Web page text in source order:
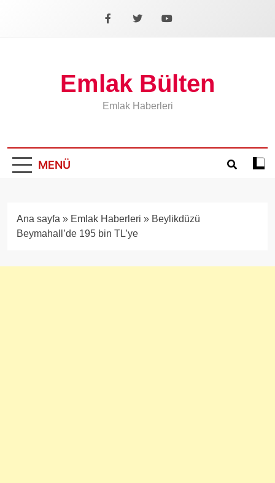
Facebook
X YouTube
Emlak Bülten
Emlak Haberleri
MENÜ
Koyu
Ana sayfa » Emlak Haberleri » Beylikdüzü
Beymahall’de 195 bin TL’ye